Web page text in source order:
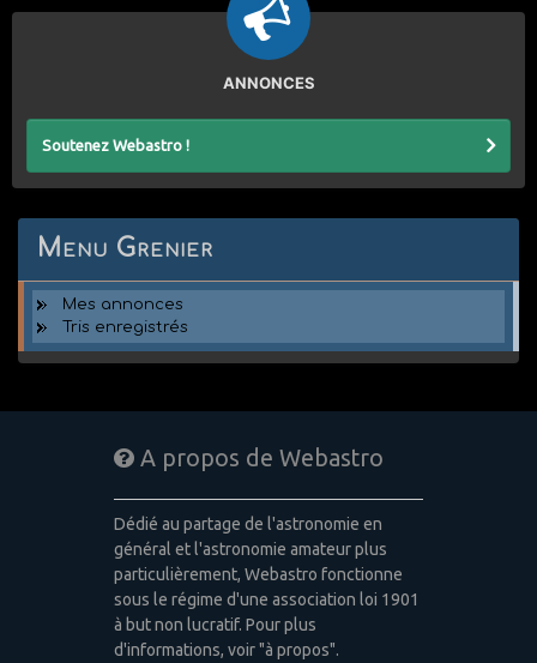
ANNONCES
Soutenez Webastro !
Menu Grenier
Mes annonces
Tris enregistrés
A propos de Webastro
Dédié au partage de l'astronomie en
général et l'astronomie amateur plus
particulièrement, Webastro fonctionne
sous le régime d'une association loi 1901
à but non lucratif. Pour plus
d'informations, voir "à propos".